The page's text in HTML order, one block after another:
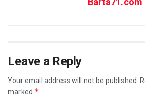
Leave a Reply
Your email address will not be published.
marked *